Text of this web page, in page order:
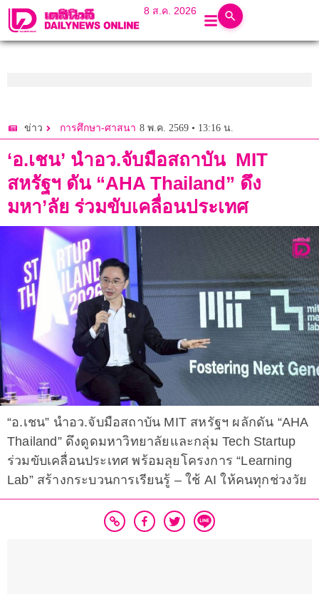
8 ส.ค. 2026
ข่าว การศึกษา-ศาสนา 8 พ.ค. 2569 • 13:16 น.
‘อ.เชน’ นำอว.จับมือสถาบัน MIT
สหรัฐฯ ดัน “AHA Thailand” ดึง
มหา’ลัย ร่วมขับเคลื่อนประเทศ
“อ.เชน” นำอว.จับมือสถาบัน MIT สหรัฐฯ ผลักดัน “AHA
Thailand” ดึงดูดมหาวิทยาลัยและกลุ่ม Tech Startup
ร่วมขับเคลื่อนประเทศ พร้อมลุยโครงการ “Learning
Lab” สร้างกระบวนการเรียนรู้ – ใช้ AI ให้คนทุกช่วงวัย